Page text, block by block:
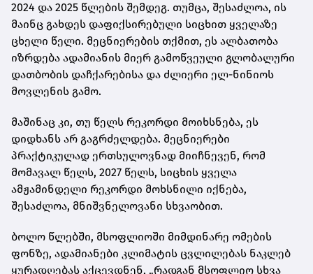
2024 და 2025 წლების შემდეგ. თუმცა, შესაძლოა, ის
მაინც გახდეს დაფიქსირებული სიცხით ყველაზე
ცხელი წელი. მეცნიერების თქმით, ეს ალბათობა
იზრდება ადამიანის მიერ გამოწვეული გლობალური
დათბობის დაჩქარებისა და ძლიერი ელ-ნინიოს
მოვლენის გამო.
მაშინაც კი, თუ წელს რეკორდი მოიხსნება, ეს
დიდხანს არ გაგრძელდება. მეცნიერები
პრაქტიკულად ერთსულოვნად მიიჩნევენ, რომ
მომავალ წელს, 2027 წელს, სიცხის ყველა
ამჟამინდელი რეკორდი მოხსნილი იქნება,
შესაძლოა, მნიშვნელოვანი სხვაობით.
ბოლო წლებში, მსოფლიოში მიმდინარე ომების
ფონზე, ადამიანები კლიმატის ცვლილებას ნაკლებ
ყურადღებას აქცევდნენ, „რადგან მსოფლიო სხვა